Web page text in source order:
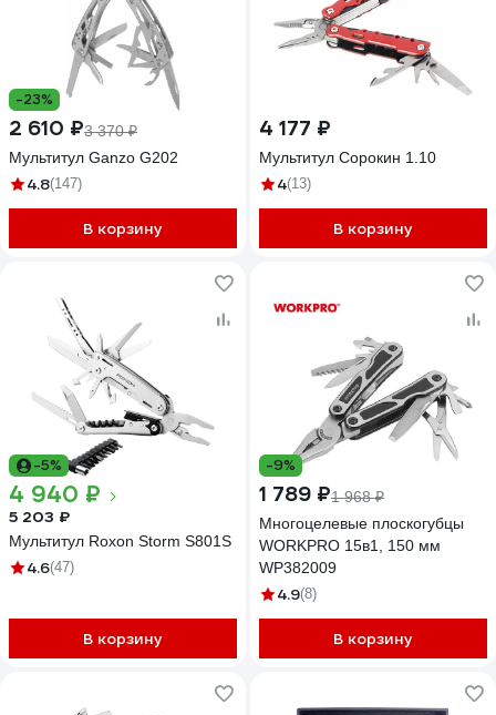
-23%
2 610 ₽3 370 ₽
Мультитул Ganzo G202
4.8(147)
В корзину
4 177 ₽
Мультитул Сорокин 1.10
4(13)
В корзину
-5%
4 940 ₽
5 203 ₽
Мультитул Roxon Storm S801S
4.6(47)
В корзину
-9%
1 789 ₽1 968 ₽
Многоцелевые плоскогубцы
WORKPRO 15в1, 150 мм
WP382009
4.9(8)
В корзину